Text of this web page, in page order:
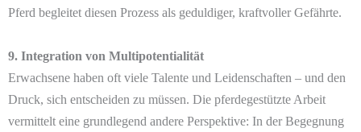
Pferd begleitet diesen Prozess als geduldiger, kraftvoller Gefährte.
9. Integration von Multipotentialität
Erwachsene haben oft viele Talente und Leidenschaften – und den
Druck, sich entscheiden zu müssen. Die pferdegestützte Arbeit
vermittelt eine grundlegend andere Perspektive: In der Begegnung